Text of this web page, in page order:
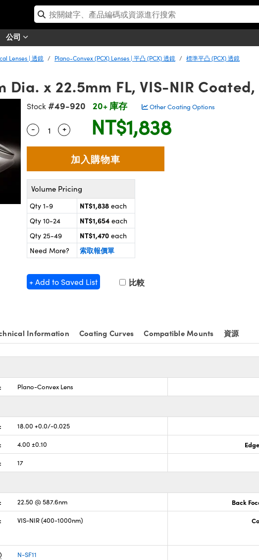
公司
Lenses | 透鏡 Plano-Convex (PCX) Lenses | 平凸 (PCX) 透鏡
標準平凸 (PCX) 透鏡
Dia. x 22.5mm FL, VIS-NIR
Stock #49-920 20+ 庫存 Other Coating Options
Quantity Selector
- Use the plus and minus buttons to adjust the quantity.
+ NT$1,838
Volume Pricing
Qty 1-9 NT$1,838 each
Qty 10-24
NT$1,654 each
Qty 25-49
NT$1,470 each
Need More?
索取報價單
+ Add to Saved List 比較
Information Coating Curves Compatible Mounts 資源
Plano-Convex Lens
18.00 +0.0/-0.025
4.00 ±0.10
17
22.50 @ 587.6nm Back
VIS-NIR (400-1000nm)
N-SF11